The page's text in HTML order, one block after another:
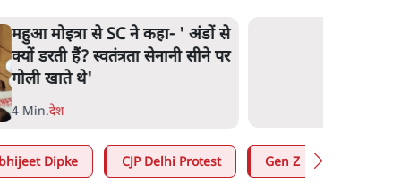
महुआ मोइत्रा से SC ने कहा- ' अंडों से
क्यों डरती हैं? स्वतंत्रता सेनानी सीने पर
गोली खाते थे'
4 Min.देश
Dipke CJP Delhi Protest Gen Z